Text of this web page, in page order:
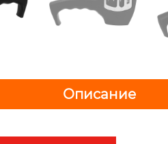
Описание